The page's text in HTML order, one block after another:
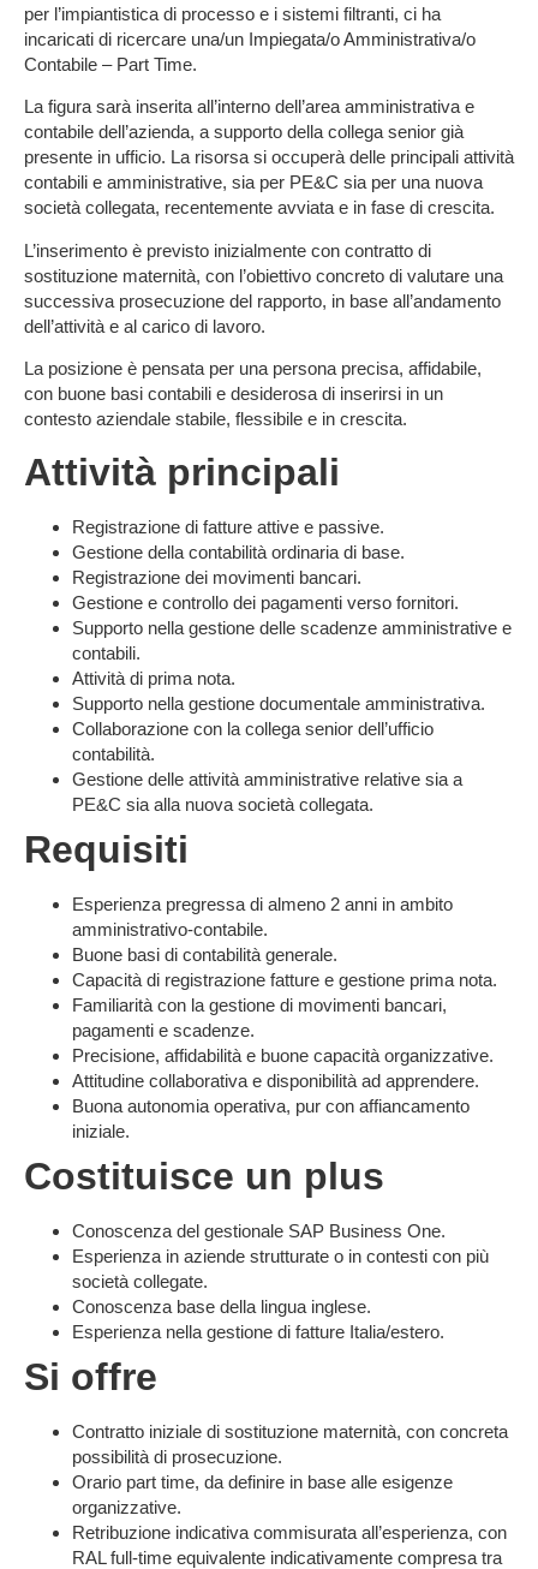
per l’impiantistica di processo e i sistemi filtranti, ci ha
incaricati di ricercare una/un Impiegata/o Amministrativa/o
Contabile – Part Time.
La figura sarà inserita all’interno dell’area amministrativa e
contabile dell’azienda, a supporto della collega senior già
presente in ufficio. La risorsa si occuperà delle principali attività
contabili e amministrative, sia per PE&C sia per una nuova
società collegata, recentemente avviata e in fase di crescita.
L’inserimento è previsto inizialmente con contratto di
sostituzione maternità, con l’obiettivo concreto di valutare una
successiva prosecuzione del rapporto, in base all’andamento
dell’attività e al carico di lavoro.
La posizione è pensata per una persona precisa, affidabile,
con buone basi contabili e desiderosa di inserirsi in un
contesto aziendale stabile, flessibile e in crescita.
Attività principali
Registrazione di fatture attive e passive.
Gestione della contabilità ordinaria di base.
Registrazione dei movimenti bancari.
Gestione e controllo dei pagamenti verso fornitori.
Supporto nella gestione delle scadenze amministrative e
contabili.
Attività di prima nota.
Supporto nella gestione documentale amministrativa.
Collaborazione con la collega senior dell’ufficio
contabilità.
Gestione delle attività amministrative relative sia a
PE&C sia alla nuova società collegata.
Requisiti
Esperienza pregressa di almeno 2 anni in ambito
amministrativo-contabile.
Buone basi di contabilità generale.
Capacità di registrazione fatture e gestione prima nota.
Familiarità con la gestione di movimenti bancari,
pagamenti e scadenze.
Precisione, affidabilità e buone capacità organizzative.
Attitudine collaborativa e disponibilità ad apprendere.
Buona autonomia operativa, pur con affiancamento
iniziale.
Costituisce un plus
Conoscenza del gestionale SAP Business One.
Esperienza in aziende strutturate o in contesti con più
società collegate.
Conoscenza base della lingua inglese.
Esperienza nella gestione di fatture Italia/estero.
Si offre
Contratto iniziale di sostituzione maternità, con concreta
possibilità di prosecuzione.
Orario part time, da definire in base alle esigenze
organizzative.
Retribuzione indicativa commisurata all’esperienza, con
RAL full-time equivalente indicativamente compresa tra